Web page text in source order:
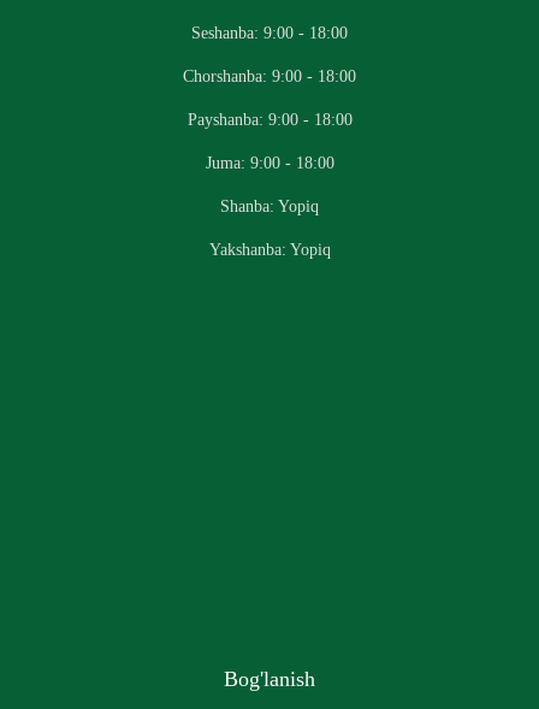
Seshanba: 9:00 - 18:00
Chorshanba: 9:00 - 18:00
Payshanba: 9:00 - 18:00
Juma: 9:00 - 18:00
Shanba: Yopiq
Yakshanba: Yopiq
Bog'lanish